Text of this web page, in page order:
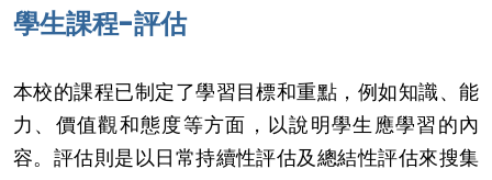
學生課程-評估
本校的課程已制定了學習目標和重點，例如知識、能
力、價值觀和態度等方面，以說明學生應學習的內
容。評估則是以日常持續性評估及總結性評估來搜集